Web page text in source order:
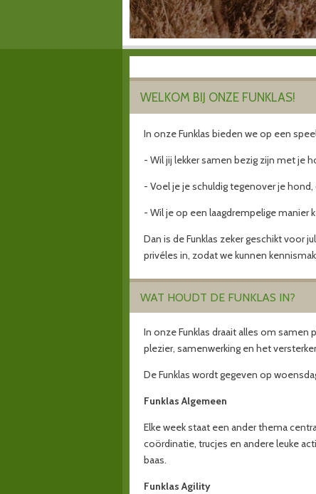
WELKOM BIJ ONZE FUNKLAS!
In onze Funklas bieden we op een
- Wil jij lekker samen bezig zijn met je
- Voel je je schuldig tegenover je
- Wil je op een laagdrempelige
Dan is de Funklas zeker geschikt voor
privéles in, zodat we kunnen
WAT HOUDT DE FUNKLAS IN?
In onze Funklas draait alles om
plezier, samenwerking en het
De Funklas wordt gegeven op
Funklas Algemeen
Elke week staat een ander thema
coördinatie, trucjes en andere leuke
baas.
Funklas Agility